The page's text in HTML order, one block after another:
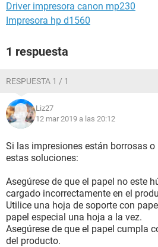
Driver impresora canon mp230
Impresora hp d1560
1 respuesta
RESPUESTA 1 / 1
Liz27
12 mar 2019 a las 20:12
Si las impresiones están borrosas
estas soluciones:
Asegúrese de que el papel no este
cargado incorrectamente en el
Utilice una hoja de soporte con
papel especial una hoja a la vez.
Asegúrese de que el papel cumpla
del producto.